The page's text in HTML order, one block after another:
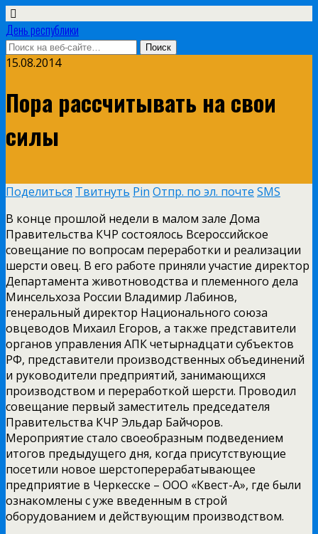
День республики
15.08.2014
Пора рассчитывать на свои
силы
Поделиться Твитнуть Pin Отпр. по эл. почте SMS
В конце прошлой недели в малом зале Дома
Правительства КЧР состоялось Всероссийское
совещание по вопросам переработки и реализации
шерсти овец. В его работе приняли участие директор
Департамента животноводства и племенного дела
Минсельхоза России Владимир Лабинов,
генеральный директор Национального союза
овцеводов Михаил Егоров, а также представители
органов управления АПК четырнадцати субъектов
РФ, представители производственных объединений
и руководители предприятий, занимающихся
производством и переработкой шерсти. Проводил
совещание первый заместитель председателя
Правительства КЧР Эльдар Байчоров.
Мероприятие стало своеобразным подведением
итогов предыдущего дня, когда присутствующие
посетили новое шерстоперерабатывающее
предприятие в Черкесске – ООО «Квест-А», где были
ознакомлены с уже введенным в строй
оборудованием и действующим производством.